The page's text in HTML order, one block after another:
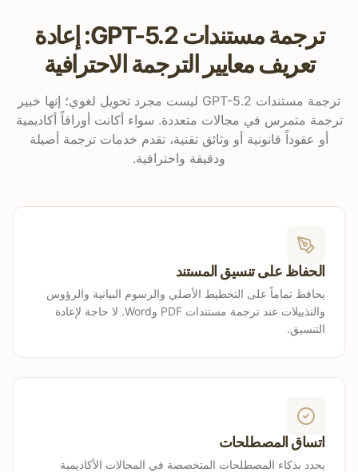
ترجمة مستندات GPT-5.2: إعادة
تعريف معايير الترجمة الاحترافية
ترجمة مستندات GPT-5.2 ليست مجرد تحويل لغوي؛ إنها خبير
ترجمة متمرس في مجالات متعددة. سواء أكانت أوراقاً أكاديمية
أو عقوداً قانونية أو وثائق تقنية، تقدم خدمات ترجمة أصيلة
ودقيقة واحترافية.
الحفاظ على تنسيق المستند
يحافظ تماماً على التخطيط الأصلي والرسوم البيانية والرؤوس
والتذييلات عند ترجمة مستندات PDF وWord. لا حاجة لإعادة
التنسيق.
اتساق المصطلحات
يحدد بذكاء المصطلحات المتخصصة في المجالات الأكاديمية